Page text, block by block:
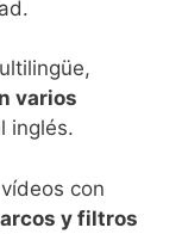
varios
inglés.
con
y filtros